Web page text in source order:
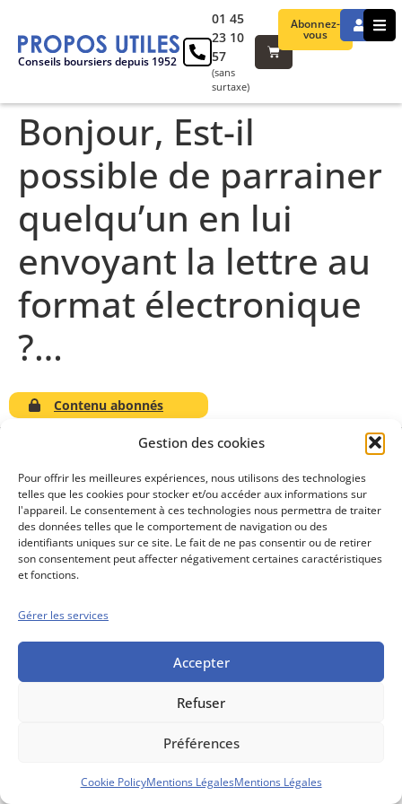
Gestion des cookies
Pour offrir les meilleures expériences, nous utilisons des technologies
telles que les cookies pour stocker et/ou accéder aux informations sur
l'appareil. Le consentement à ces technologies nous permettra de traiter
des données telles que le comportement de navigation ou des
identifiants uniques sur ce site. Le fait de ne pas consentir ou de retirer
son consentement peut affecter négativement certaines caractéristiques
et fonctions.
Gérer les services
Accepter
Refuser
Préférences
Cookie PolicyMentions LégalesMentions Légales
Conseils boursiers depuis 1952
Abonnez-
vous
01 45
23 10
57
(sans
surtaxe)
Bonjour, Est-il
possible de parrainer
quelqu’un en lui
envoyant la lettre au
format électronique
?…
Contenu abonnés
Conseils boursiers depuis 1952
Propos Utiles est
une publication
des Editions
Marigny